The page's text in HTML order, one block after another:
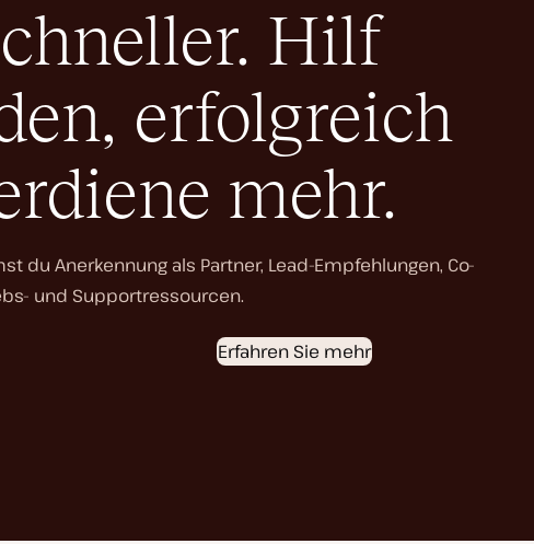
Hilf
erfolgreich
mehr.
Anerkennung als Partner, Lead-Empfehlungen, Co-
und Supportressourcen.
Erfahren Sie mehr